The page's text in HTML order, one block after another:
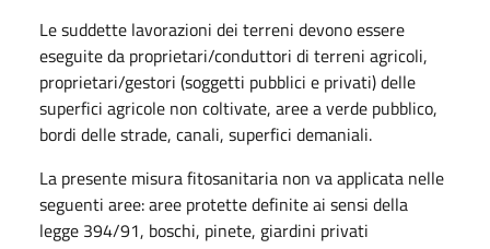
Le suddette lavorazioni dei terreni devono essere
eseguite da proprietari/conduttori di terreni agricoli,
proprietari/gestori (soggetti pubblici e privati) delle
superfici agricole non coltivate, aree a verde pubblico,
bordi delle strade, canali, superfici demaniali.
La presente misura fitosanitaria non va applicata nelle
seguenti aree: aree protette definite ai sensi della
legge 394/91, boschi, pinete, giardini privati